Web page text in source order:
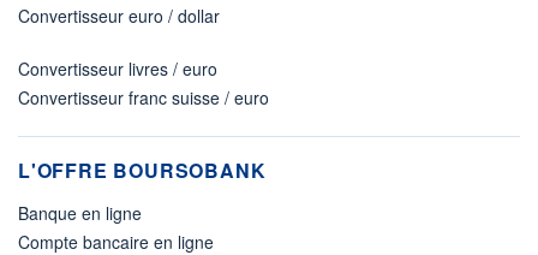
Convertisseur euro / dollar
Convertisseur livres / euro
Convertisseur franc suisse / euro
L'OFFRE BOURSOBANK
Banque en ligne
Compte bancaire en ligne